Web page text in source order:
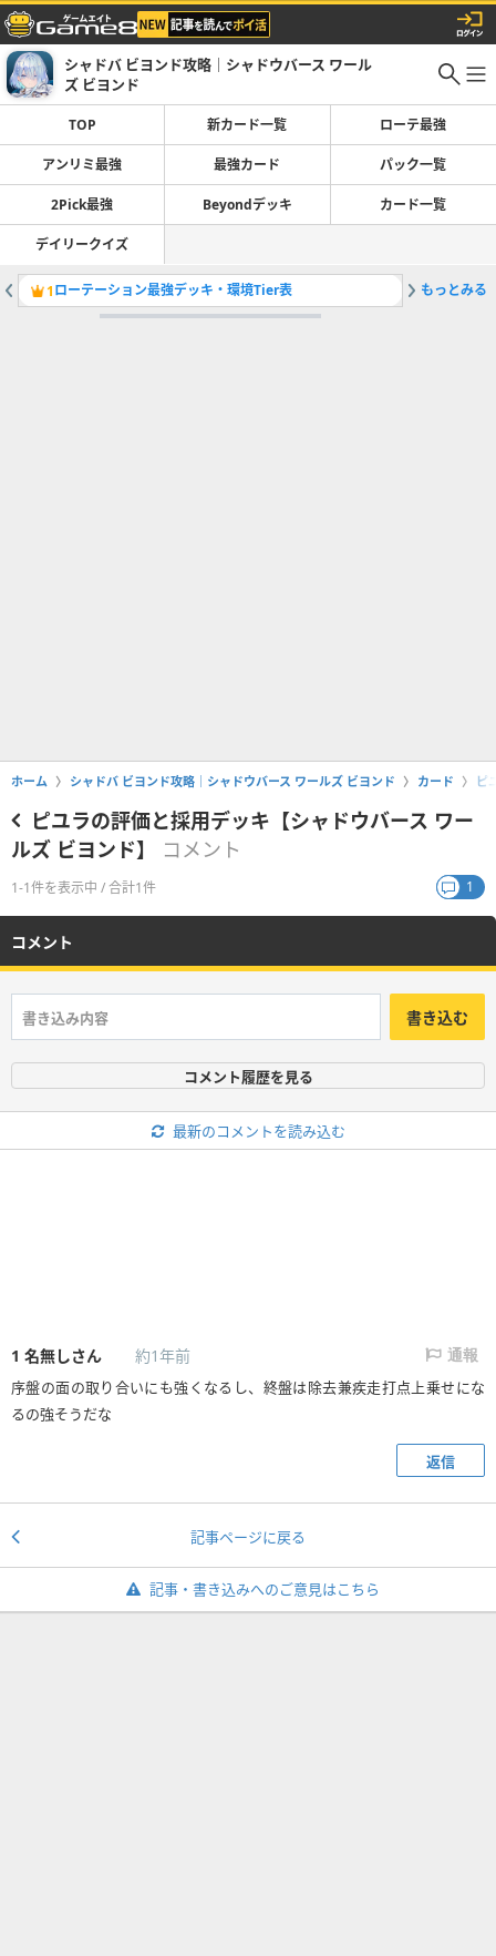
シャドバ ビヨンド攻略｜シャドウバース ワール
ズ ビヨンド
TOP 新カード一覧 ローテ最強
アンリミ最強 最強カード パック一覧
2Pick最強 Beyondデッキ カード一覧
デイリークイズ
1ローテーション最強デッキ・環境Tier表 2AFネメ
もっとみる
ホーム シャドバ ビヨンド攻略｜シャドウバース ワールズ ビヨンド カード ピ
ピユラの評価と採用デッキ【シャドウバース ワー
ルズ ビヨンド】
コメント
1-1件を表示中 / 合計1件 1
コメント
書き込む
コメント履歴を見る
最新のコメントを読み込む
1 名無しさん 約1年前 通報
序盤の面の取り合いにも強くなるし、終盤は除去兼疾走打点上乗せにな
るの強そうだな
返信
記事ページに戻る
記事・書き込みへのご意見はこちら